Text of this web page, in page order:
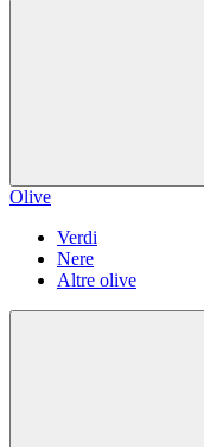
Olive
Verdi
Nere
Altre olive